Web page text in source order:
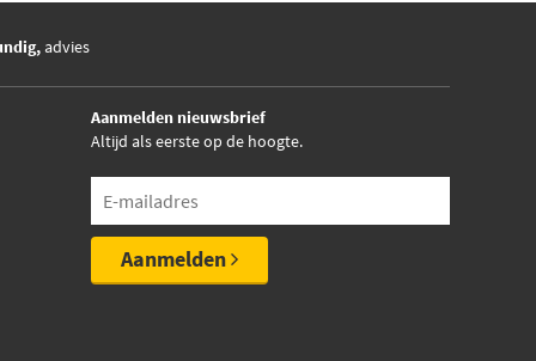
advies
Aanmelden nieuwsbrief
Altijd als eerste op de hoogte.
Aanmelden